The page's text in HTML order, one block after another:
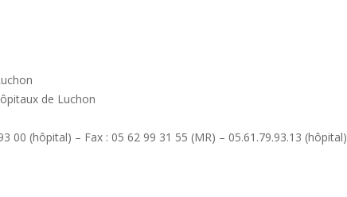
de Luchon
00 (hôpital) – Fax : 05 62 99 31 55 (MR) – 05.61.79.93.13 (hôpital)